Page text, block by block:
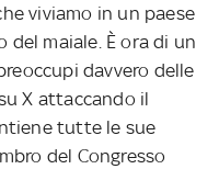
viviamo in un paese
maiale. È ora di un
davvero delle
X attaccando il
tutte le sue
del Congresso